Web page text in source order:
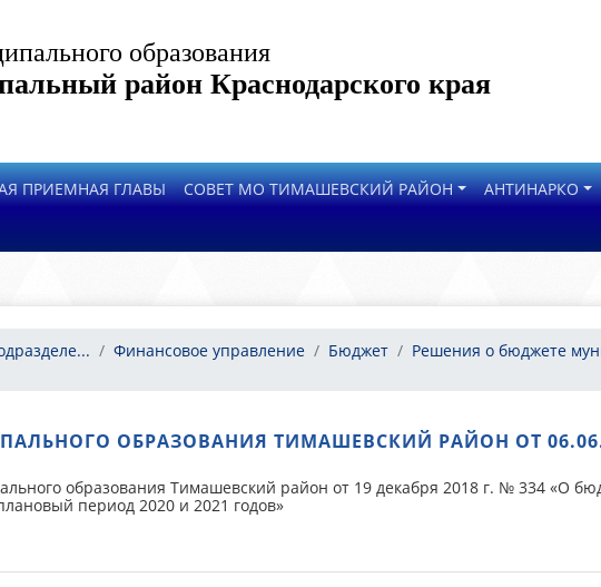
образования
район Краснодарского края
ПРИЕМНАЯ ГЛАВЫ СОВЕТ МО ТИМАШЕВСКИЙ РАЙОН АНТИНАРКО
Финансовое управление Бюджет
Решения о бюджете
ОБРАЗОВАНИЯ ТИМАШЕВСКИЙ РАЙОН ОТ
образования Тимашевский район от 19 декабря 2018 г. № 334 «О
период 2020 и 2021 годов»